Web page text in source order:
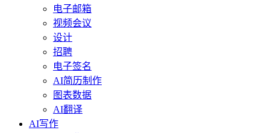
电子邮箱
视频会议
设计
招聘
电子签名
AI简历制作
图表数据
AI翻译
AI写作